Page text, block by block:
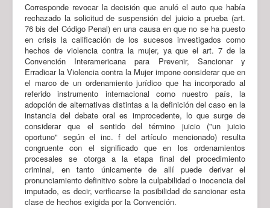
Corresponde revocar la decisión que anuló el auto que había
rechazado la solicitud de suspensión del juicio a prueba (art.
76 bis del Código Penal) en una causa en que no se ha puesto
en crisis la calificación de los sucesos investigados como
hechos de violencia contra la mujer, ya que el art. 7 de la
Convención Interamericana para Prevenir, Sancionar y
Erradicar la Violencia contra la Mujer impone considerar que en
el marco de un ordenamiento jurídico que ha incorporado al
referido instrumento internacional como nuestro país, la
adopción de alternativas distintas a la definición del caso en la
instancia del debate oral es improcedente, lo que surge de
considerar que el sentido del término juicio ("un juicio
oportuno" según el inc. f del artículo mencionado) resulta
congruente con el significado que en los ordenamientos
procesales se otorga a la etapa final del procedimiento
criminal, en tanto únicamente de allí puede derivar el
pronunciamiento definitivo sobre la culpabilidad o inocencia del
imputado, es decir, verificarse la posibilidad de sancionar esta
clase de hechos exigida por la Convención.